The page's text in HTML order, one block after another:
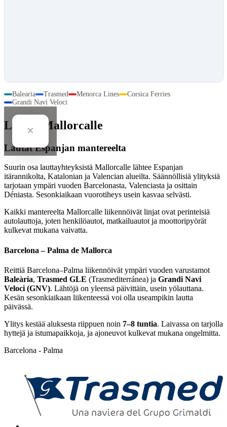
Balearia Trasmed Menorca Lines
Corsica Ferries
Grandi Navi Veloci
×
Lautat Mallorcalle
Lautat Espanjan mantereelta
Suurin osa lauttayhteyksistä Mallorcalle lähtee Espanjan
itärannikolta, Katalonian ja Valencian alueilta. Säännöllisiä ylityksiä
tarjotaan ympäri vuoden Barcelonasta, Valenciasta ja osittain
Déniasta. Sesonkiaikaan vuorotiheys usein kasvaa selvästi.
Kaikki mantereelta Mallorcalle liikennöivät linjat ovat perinteisiä
autolauttoja, joten henkilöautot, matkailuautot ja moottoripyörät
kulkevat mukana vaivatta.
Barcelona – Palma de Mallorca
Reittiä Barcelona–Palma liikennöivät ympäri vuoden varustamot
Baleària, Trasmed GLE (Trasmediterránea) ja Grandi Navi
Veloci (GNV). Lähtöjä on yleensä päivittäin, usein yölauttana.
Kesän sesonkiaikaan liikenteessä voi olla useampikin lautta
päivässä.
Ylitys kestää aluksesta riippuen noin 7–8 tuntia. Laivassa on tarjolla
hyttejä ja istumapaikkoja, ja ajoneuvot kulkevat mukana ongelmitta.
Barcelona - Palma